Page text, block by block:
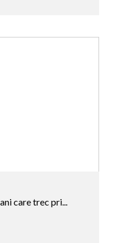
care trec pri...